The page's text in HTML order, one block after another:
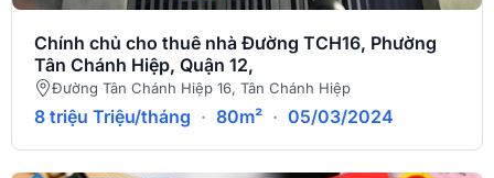
Chính chủ cho thuê nhà Đường TCH16, Phường
Tân Chánh Hiệp, Quận 12,
Đường Tân Chánh Hiệp 16, Tân Chánh Hiệp
8 triệu Triệu/tháng · 80m² · 05/03/2024